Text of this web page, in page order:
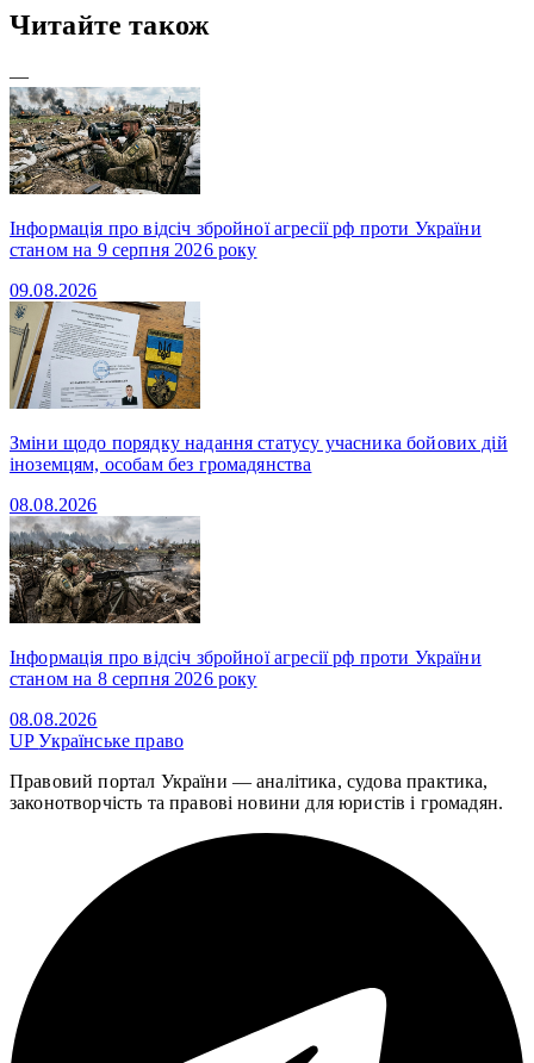
Читайте також
—
Інформація про відсіч збройної агресії рф проти України
станом на 9 серпня 2026 року
09.08.2026
Зміни щодо порядку надання статусу учасника бойових дій
іноземцям, особам без громадянства
08.08.2026
Інформація про відсіч збройної агресії рф проти України
станом на 8 серпня 2026 року
08.08.2026
UPУкраїнське право
Правовий портал України — аналітика, судова практика,
законотворчість та правові новини для юристів і громадян.